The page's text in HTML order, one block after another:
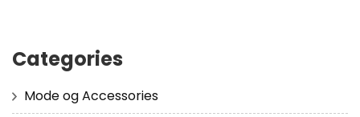
Categories
Mode og Accessories